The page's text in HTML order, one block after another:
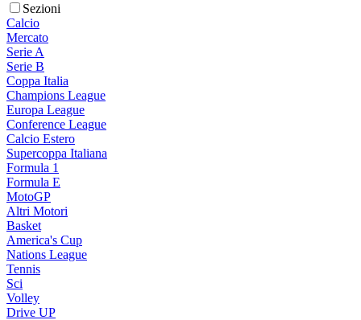
Sezioni
Calcio
Mercato
Serie A
Serie B
Coppa Italia
Champions League
Europa League
Conference League
Calcio Estero
Supercoppa Italiana
Formula 1
Formula E
MotoGP
Altri Motori
Basket
America's Cup
Nations League
Tennis
Sci
Volley
Drive UP